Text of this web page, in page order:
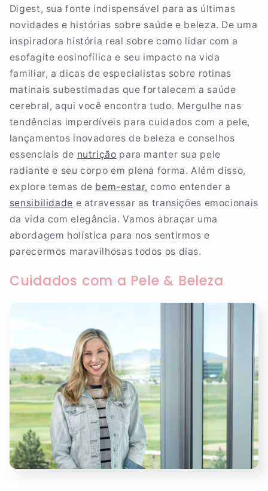
Digest, sua fonte indispensável para as últimas
novidades e histórias sobre saúde e beleza. De uma
inspiradora história real sobre como lidar com a
esofagite eosinofílica e seu impacto na vida
familiar, a dicas de especialistas sobre rotinas
matinais subestimadas que fortalecem a saúde
cerebral, aqui você encontra tudo. Mergulhe nas
tendências imperdíveis para cuidados com a pele,
lançamentos inovadores de beleza e conselhos
essenciais de nutrição para manter sua pele
radiante e seu corpo em plena forma. Além disso,
explore temas de bem-estar, como entender a
sensibilidade e atravessar as transições emocionais
da vida com elegância. Vamos abraçar uma
abordagem holística para nos sentirmos e
parecermos maravilhosas todos os dias.
Cuidados com a Pele & Beleza